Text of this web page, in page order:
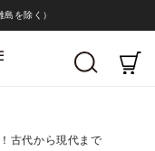
を除く）
古代から現代まで